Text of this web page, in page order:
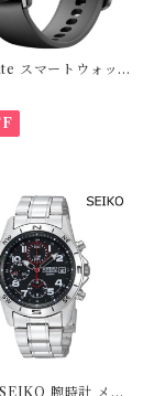
スマートウォッチ
能 スリムモデル 本
国内在庫
mibro )
腕時計 メン